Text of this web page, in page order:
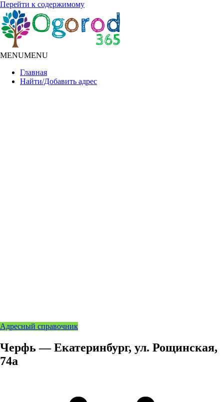
Перейти к содержимому
MENUMENU
Главная
Найти/Добавить адрес
Адресный справочник
Черфь — Екатеринбург, ул. Рощинская,
74а